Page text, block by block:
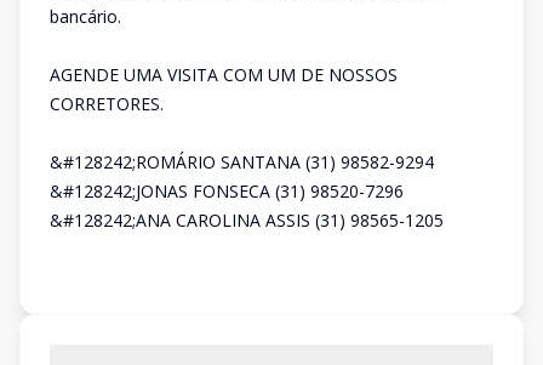
bancário.
AGENDE UMA VISITA COM UM DE NOSSOS
CORRETORES.
&#128242;ROMÁRIO SANTANA (31) 98582-9294
&#128242;JONAS FONSECA (31) 98520-7296
&#128242;ANA CAROLINA ASSIS (31) 98565-1205